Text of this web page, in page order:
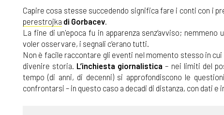
Capire cosa stesse succedendo significa fare i conti con i
perestrojka di Gorbacev.
La fine di un'epoca fu in apparenza senz’avviso;
voler osservare, i segnali c’erano tutti.
Non è facile raccontare gli eventi nel momento stesso in
divenire storia. L’inchiesta giornalistica – nei limiti del
tempo (di anni, di decenni) si approfondiscono le
confrontarsi – in questo caso a decadi di distanza, con dati